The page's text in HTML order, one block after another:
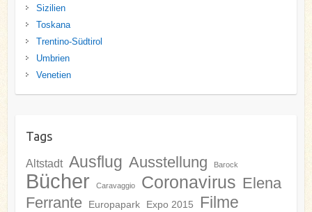
Sizilien
Toskana
Trentino-Südtirol
Umbrien
Venetien
Tags
Altstadt Ausflug Ausstellung Barock
Bücher Caravaggio Coronavirus Elena
Ferrante
Europapark Expo 2015 Filme